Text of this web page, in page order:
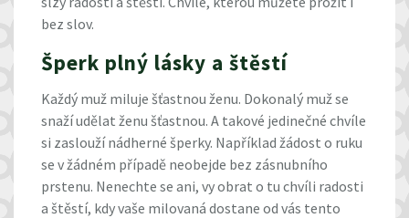
bez slov.
Šperk plný lásky a štěstí
Každý muž miluje šťastnou ženu. Dokonalý muž se
snaží udělat ženu šťastnou. A takové jedinečné chvíle
si zaslouží nádherné šperky. Například žádost o ruku
se v žádném případě neobejde bez zásnubního
prstenu. Nenechte se ani, vy obrat o tu chvíli radosti
a štěstí, kdy vaše milovaná dostane od vás tento